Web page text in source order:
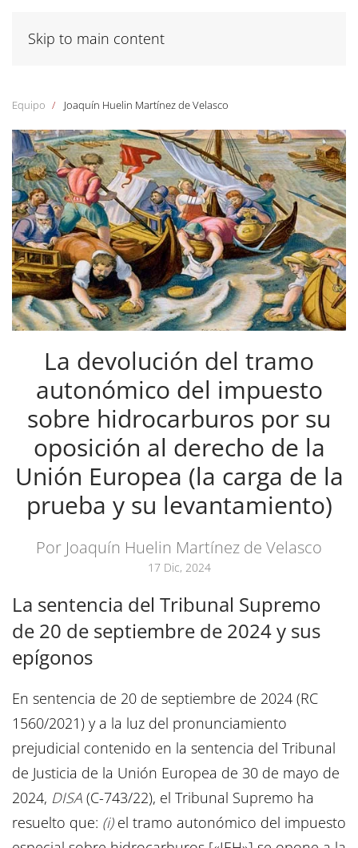
Skip to main content
Equipo Joaquín Huelin Martínez de Velasco
La devolución del tramo
autonómico del impuesto
sobre hidrocarburos por su
oposición al derecho de la
Unión Europea (la carga de la
prueba y su levantamiento)
Por Joaquín Huelin Martínez de Velasco
17 Dic, 2024
La sentencia del Tribunal Supremo
de 20 de septiembre de 2024 y sus
epígonos
En sentencia de 20 de septiembre de 2024 (RC
1560/2021) y a la luz del pronunciamiento
prejudicial contenido en la sentencia del Tribunal
de Justicia de la Unión Europea de 30 de mayo de
2024, DISA (C-743/22), el Tribunal Supremo ha
resuelto que: (i) el tramo autonómico del impuesto